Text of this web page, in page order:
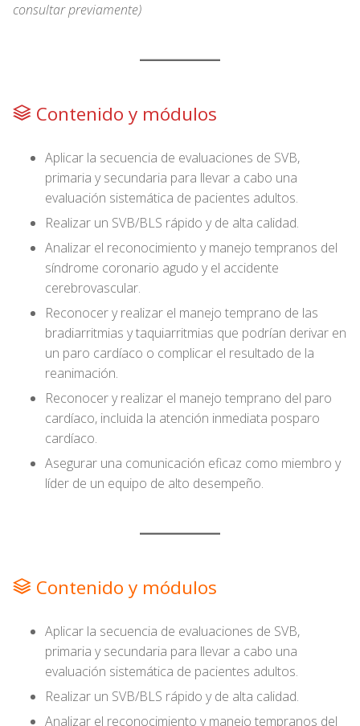
consultar previamente)
Contenido y módulos
Aplicar la secuencia de evaluaciones de SVB,
primaria y secundaria para llevar a cabo una
evaluación sistemática de pacientes adultos.
Realizar un SVB/BLS rápido y de alta calidad.
Analizar el reconocimiento y manejo tempranos del
síndrome coronario agudo y el accidente
cerebrovascular.
Reconocer y realizar el manejo temprano de las
bradiarritmias y taquiarritmias que podrían derivar en
un paro cardíaco o complicar el resultado de la
reanimación.
Reconocer y realizar el manejo temprano del paro
cardíaco, incluida la atención inmediata posparo
cardíaco.
Asegurar una comunicación eficaz como miembro y
líder de un equipo de alto desempeño.
Contenido y módulos
Aplicar la secuencia de evaluaciones de SVB,
primaria y secundaria para llevar a cabo una
evaluación sistemática de pacientes adultos.
Realizar un SVB/BLS rápido y de alta calidad.
Analizar el reconocimiento y manejo tempranos del